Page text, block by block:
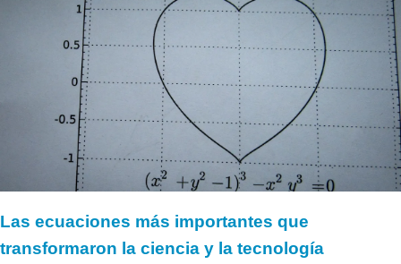
Las ecuaciones más importantes que
transformaron la ciencia y la tecnología